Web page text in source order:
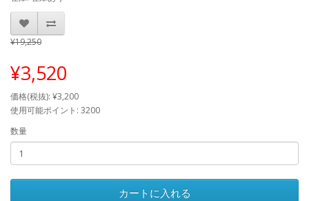
¥19,250
¥3,520
価格(税抜): ¥3,200
使用可能ポイント: 3200
数量
カートに入れる